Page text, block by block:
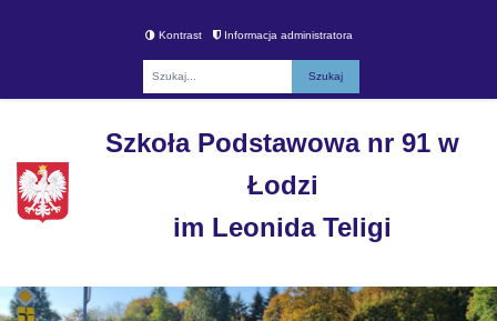
Kontrast Informacja administratora
Szkoła Podstawowa nr 91 w
Łodzi
im Leonida Teligi